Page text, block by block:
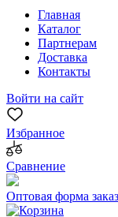
Главная
Каталог
Партнерам
Доставка
Контакты
Войти на сайт
Избранное
Сравнение
Оптовая форма